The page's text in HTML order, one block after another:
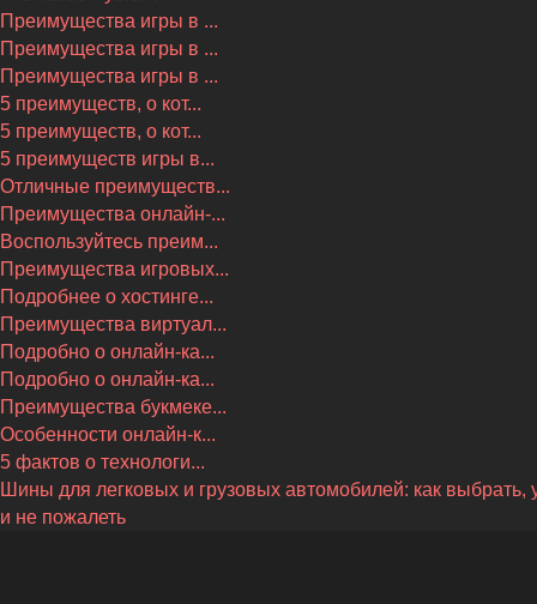
Преимущества игры в ...
Преимущества игры в ...
Преимущества игры в ...
5 преимуществ, о кот...
5 преимуществ, о кот...
5 преимуществ игры в...
Отличные преимуществ...
Преимущества онлайн-...
Воспользуйтесь преим...
Преимущества игровых...
Подробнее о хостинге...
Преимущества виртуал...
Подробно о онлайн-ка...
Подробно о онлайн-ка...
Преимущества букмеке...
Особенности онлайн-к...
5 фактов о технологи...
Шины для легковых и грузовых автомобилей: как выбрать,
и не пожалеть